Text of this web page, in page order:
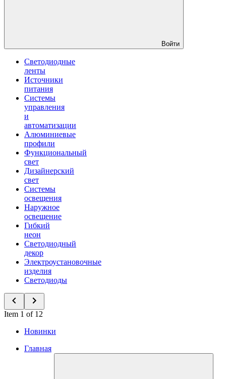
Войти
Светодиодные
ленты
Источники
питания
Системы
управления
и
автоматизации
Алюминиевые
профили
Функциональный
свет
Дизайнерский
свет
Системы
освещения
Наружное
освещение
Гибкий
неон
Светодиодный
декор
Электроустановочные
изделия
Светодиоды
Item 1 of 12
Новинки
Главная